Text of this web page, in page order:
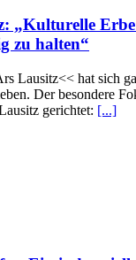
„Kulturelle
zu halten“
Lausitz<< hat sich
Der besondere
gerichtet: [...]